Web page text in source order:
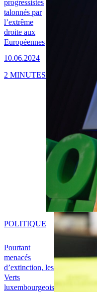
progressistes
talonnés par
l’extrême
droite aux
Européennes
10.06.2024
2 MINUTES
Pourtant
menacés
d’extinction, les
Verts
luxembourgeois
POLITIQUE